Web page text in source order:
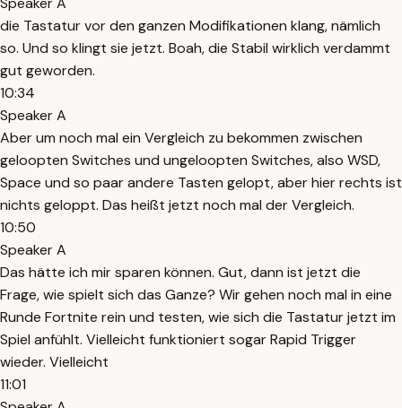
die Tastatur vor den ganzen Modifikationen klang, nämlich
so. Und so klingt sie jetzt. Boah, die Stabil wirklich verdammt
gut geworden.
10:34
Speaker A
Aber um noch mal ein Vergleich zu bekommen zwischen
geloopten Switches und ungeloopten Switches, also WSD,
Space und so paar andere Tasten gelopt, aber hier rechts ist
nichts geloppt. Das heißt jetzt noch mal der Vergleich.
10:50
Speaker A
Das hätte ich mir sparen können. Gut, dann ist jetzt die
Frage, wie spielt sich das Ganze? Wir gehen noch mal in eine
Runde Fortnite rein und testen, wie sich die Tastatur jetzt im
Spiel anfühlt. Vielleicht funktioniert sogar Rapid Trigger
wieder. Vielleicht
11:01